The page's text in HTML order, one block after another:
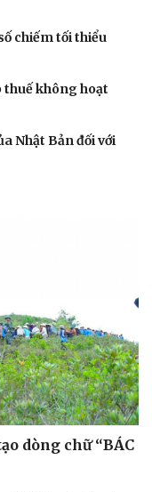
chiếm tối thiểu
thuế không hoạt
Nhật Bản đối với
dòng chữ “BÁC